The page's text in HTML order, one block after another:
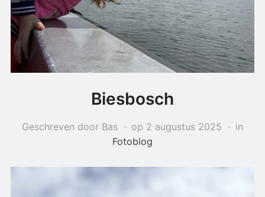
Biesbosch
Geschreven door Bas op 2 augustus 2025
in
Fotoblog